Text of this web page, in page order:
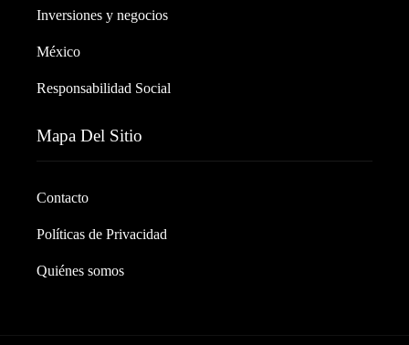
Inversiones y negocios
México
Responsabilidad Social
Mapa Del Sitio
Contacto
Políticas de Privacidad
Quiénes somos